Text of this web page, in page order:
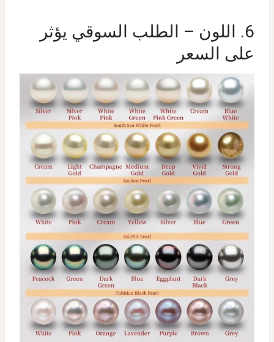
6. اللون – الطلب السوقي يؤثر
على السعر